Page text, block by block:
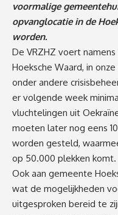
voormalige
opvanglocatie in de
worden.
De VRZHZ voert
Hoeksche Waard, in
onder andere
er volgende week
vluchtelingen uit
moeten later nog eens
worden gesteld,
op 50.000 plekken komt.
Ook aan gemeente
wat de mogelijkheden
uitgesproken bereid te